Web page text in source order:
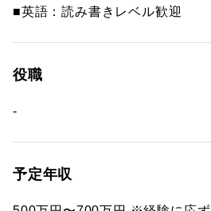
■英語：読み書きレベル歓迎
役職
-
予定年収